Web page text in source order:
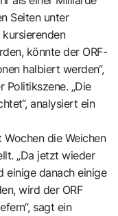
Seiten unter
könnte der ORF-
halbiert werden“,
Politikszene. „Die
analysiert ein
die Weichen
„Da jetzt wieder
einige danach einige
wird der ORF
sagt ein